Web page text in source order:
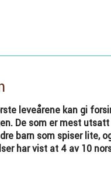
leveårene kan gi
De som er mest
barn som spiser lite,
har vist at 4 av 10